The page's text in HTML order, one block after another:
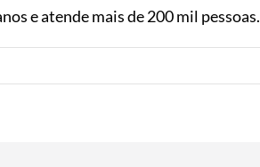
e atende mais de 200 mil pessoas.